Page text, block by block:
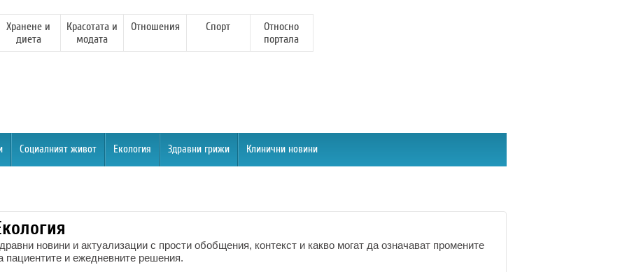
Хранене и
диета
Красотата и
модата
Отношения Спорт
Относно
портала
Социалният живот Екология Здравни грижи Клинични новини
новини и актуализации с прости обобщения, контекст и какво могат да означават промените
пациентите и ежедневните решения.